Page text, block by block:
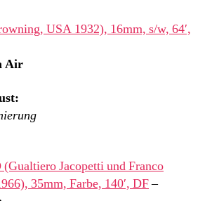
USA 1932), 16mm, s/w, 64′,
Air
Jacopetti und Franco
35mm, Farbe, 140′, DF–